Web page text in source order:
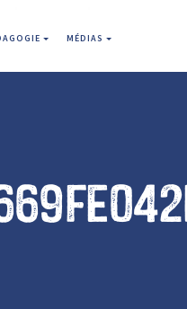
MÉDIAS